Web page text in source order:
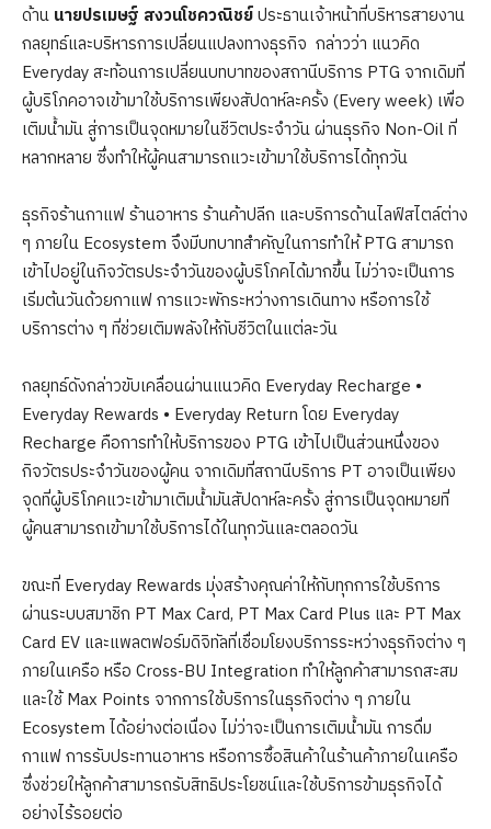
ด้าน นายปรเมษฐ์ สงวนโชควณิชย์ประธานเจ้าหน้าที่บริหารสายงาน
กลยุทธ์และบริหารการเปลี่ยนแปลงทางธุรกิจ กล่าวว่า แนวคิด
Everyday สะท้อนการเปลี่ยนบทบาทของสถานีบริการ PTG จากเดิมที่
ผู้บริโภคอาจเข้ามาใช้บริการเพียงสัปดาห์ละครั้ง (Every week) เพื่อ
เติมน้ำมัน สู่การเป็นจุดหมายในชีวิตประจำวัน ผ่านธุรกิจ Non-Oil ที่
หลากหลาย ซึ่งทำให้ผู้คนสามารถแวะเข้ามาใช้บริการได้ทุกวัน
ธุรกิจร้านกาแฟ ร้านอาหาร ร้านค้าปลีก และบริการด้านไลฟ์สไตล์ต่าง
ๆ ภายใน Ecosystem จึงมีบทบาทสำคัญในการทำให้ PTG สามารถ
เข้าไปอยู่ในกิจวัตรประจำวันของผู้บริโภคได้มากขึ้น ไม่ว่าจะเป็นการ
เริ่มต้นวันด้วยกาแฟ การแวะพักระหว่างการเดินทาง หรือการใช้
บริการต่าง ๆ ที่ช่วยเติมพลังให้กับชีวิตในแต่ละวัน
กลยุทธ์ดังกล่าวขับเคลื่อนผ่านแนวคิด Everyday Recharge •
Everyday Rewards • Everyday Return โดย Everyday
Recharge คือการทำให้บริการของ PTG เข้าไปเป็นส่วนหนึ่งของ
กิจวัตรประจำวันของผู้คน จากเดิมที่สถานีบริการ PT อาจเป็นเพียง
จุดที่ผู้บริโภคแวะเข้ามาเติมน้ำมันสัปดาห์ละครั้ง สู่การเป็นจุดหมายที่
ผู้คนสามารถเข้ามาใช้บริการได้ในทุกวันและตลอดวัน
ขณะที่ Everyday Rewards มุ่งสร้างคุณค่าให้กับทุกการใช้บริการ
ผ่านระบบสมาชิก PT Max Card, PT Max Card Plus และ PT Max
Card EV และแพลตฟอร์มดิจิทัลที่เชื่อมโยงบริการระหว่างธุรกิจต่าง ๆ
ภายในเครือ หรือ Cross-BU Integration ทำให้ลูกค้าสามารถสะสม
และใช้ Max Points จากการใช้บริการในธุรกิจต่าง ๆ ภายใน
Ecosystem ได้อย่างต่อเนื่อง ไม่ว่าจะเป็นการเติมน้ำมัน การดื่ม
กาแฟ การรับประทานอาหาร หรือการซื้อสินค้าในร้านค้าภายในเครือ
ซึ่งช่วยให้ลูกค้าสามารถรับสิทธิประโยชน์และใช้บริการข้ามธุรกิจได้
อย่างไร้รอยต่อ